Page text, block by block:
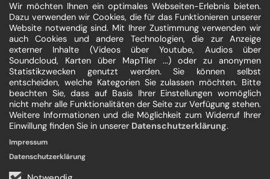
Wir möchten Ihnen ein optimales Webseiten-Erlebnis bieten.
Dazu verwenden wir Cookies, die für das Funktionieren unserer
Website notwendig sind. Mit Ihrer Zustimmung verwenden wir
auch Cookies und andere Technologien, die zur Anzeige
externer Inhalte (Videos über Youtube, Audios über
Soundcloud, Karten über MapTiler ...) oder zu anonymen
Statistikzwecken genutzt werden. Sie können selbst
entscheiden, welche Kategorien Sie zulassen möchten. Bitte
beachten Sie, dass auf Basis Ihrer Einstellungen womöglich
nicht mehr alle Funktionalitäten der Seite zur Verfügung stehen.
Weitere Informationen und die Möglichkeit zum Widerruf Ihrer
Einwillung finden Sie in unserer Datenschutzerklärung.
Impressum
Datenschutzerklärung